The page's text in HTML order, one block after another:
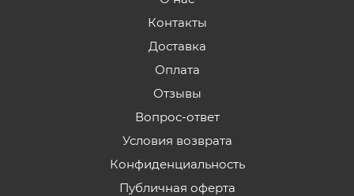
Контакты
Доставка
Оплата
Отзывы
Вопрос-ответ
Условия возврата
Конфиденциальность
Публичная оферта